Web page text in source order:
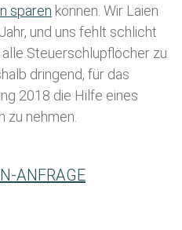
sparen können. Wir Laien
und uns fehlt schlicht
Steuerschlupflöcher zu
dringend, für das
2018 die Hilfe eines
zu nehmen.
ANFRAGE